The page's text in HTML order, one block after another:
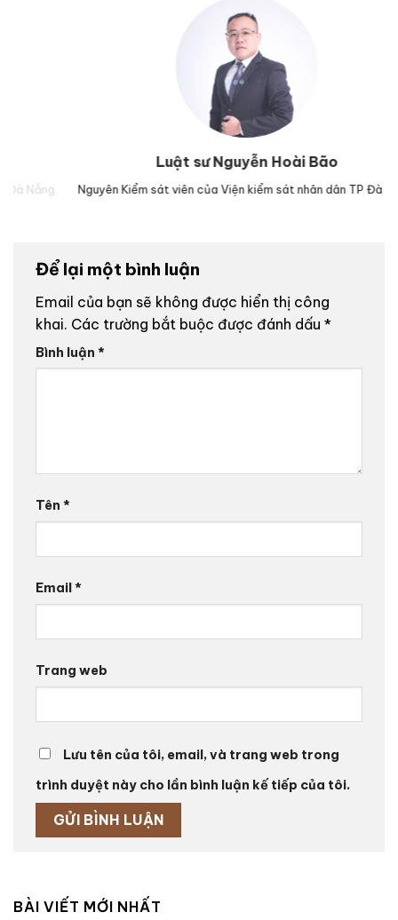
Luật sư Nguyễn Hoài Bão
Nguyên Kiểm sát viên của Viện kiểm sát nhân dân TP Đà Nẵng.
Để lại một bình luận
Email của bạn sẽ không được hiển thị công
khai. Các trường bắt buộc được đánh dấu *
Bình luận *
Tên *
Email*
Trang web
Lưu tên của tôi, email, và trang web trong
trình duyệt này cho lần bình luận kế tiếp của tôi.
BÀI VIẾT MỚI NHẤT